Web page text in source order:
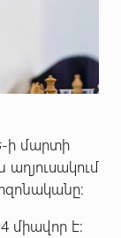
ի մարտի
միավոր է: